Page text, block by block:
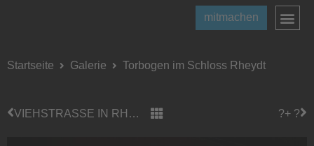
mitmachen
Startseite Galerie Torbogen im Schloss Rheydt
VIEHSTRASSE IN RHEINDAHLEN ?+ ?